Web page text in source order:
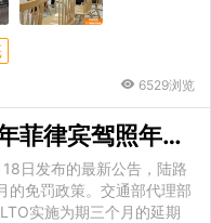
6529浏览
在菲驾驶者必读：2026年菲律宾驾照年检政策详解与线上
日发布的最新公告，陆路
的免罚政策。交通部代理部
实施为期三个月的延期